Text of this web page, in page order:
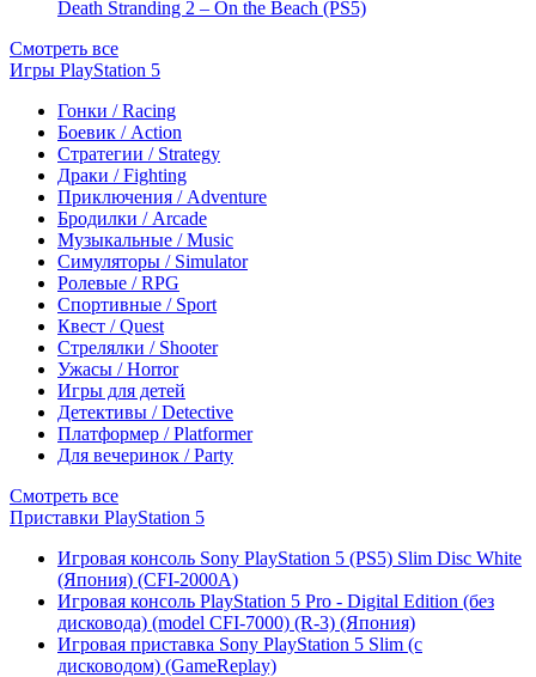
Death Stranding 2 – On the Beach (PS5)
Смотреть все
Игры PlayStation 5
Гонки / Racing
Боевик / Action
Стратегии / Strategy
Драки / Fighting
Приключения / Adventure
Бродилки / Arcade
Музыкальные / Music
Симуляторы / Simulator
Ролевые / RPG
Спортивные / Sport
Квест / Quest
Стрелялки / Shooter
Ужасы / Horror
Игры для детей
Детективы / Detective
Платформер / Platformer
Для вечеринок / Party
Смотреть все
Приставки PlayStation 5
Игровая консоль Sony PlayStation 5 (PS5) Slim Disc White
(Япония) (CFI-2000A)
Игровая консоль PlayStation 5 Pro - Digital Edition (без
дисковода) (model CFI-7000) (R-3) (Япония)
Игровая приставка Sony PlayStation 5 Slim (с
дисководом) (GameReplay)